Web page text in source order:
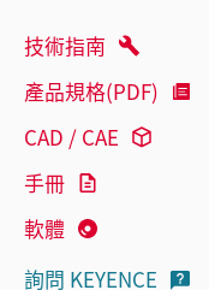
技術指南
產品規格(PDF)
CAD / CAE
手冊
軟體
詢問 KEYENCE